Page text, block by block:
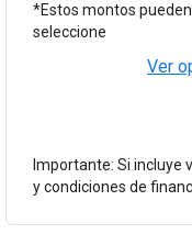
*Estos montos
seleccione
Ver
Importante: Si incluye
y condiciones de